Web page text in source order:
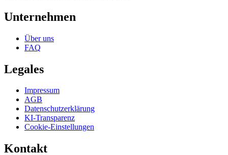
Unternehmen
Über uns
FAQ
Legales
Impressum
AGB
Datenschutzerklärung
KI-Transparenz
Cookie-Einstellungen
Kontakt